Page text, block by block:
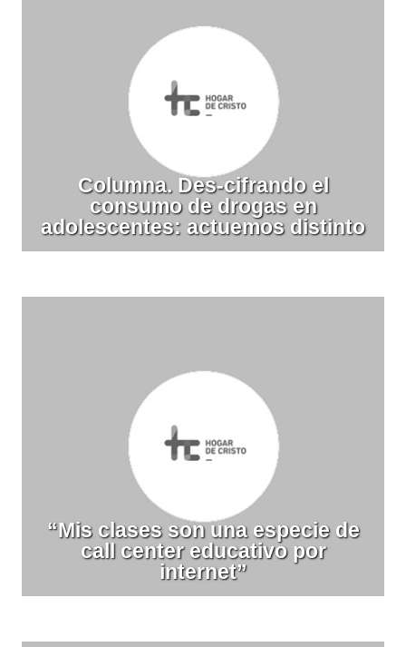
Columna. Des-cifrando el
consumo de drogas en
adolescentes: actuemos distinto
“Mis clases son una especie de
call center educativo por
internet”